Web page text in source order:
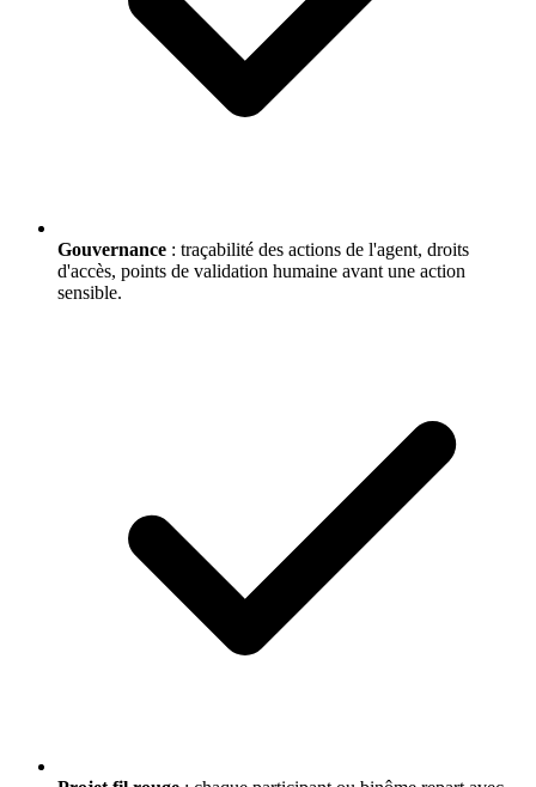
Gouvernance : traçabilité des actions de l'agent, droits
d'accès, points de validation humaine avant une action
sensible.